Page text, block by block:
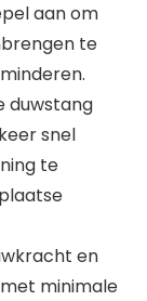
aan om
te
duwstang
snel
te
en
minimale